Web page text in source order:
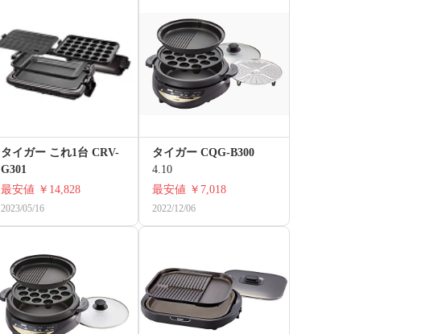
タイガー これ1台 CRV-
G301
最安値 ￥14,828
2023/05/16
タイガー CQG-B300
4.10
最安値 ￥7,018
2022/12/06